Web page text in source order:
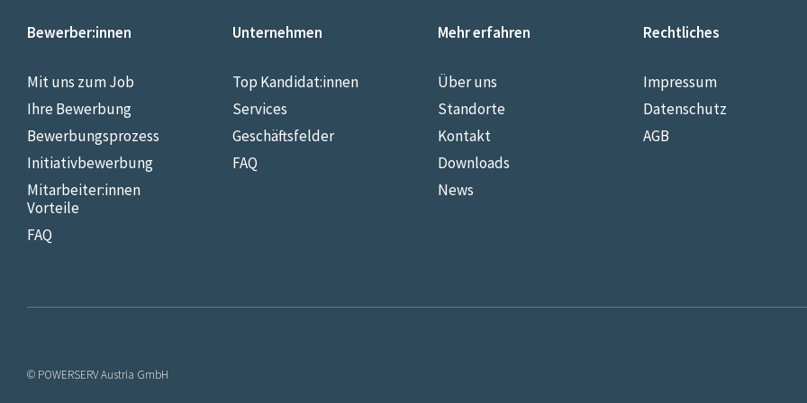
Bewerber:innen
Mit uns zum Job
Ihre Bewerbung
Bewerbungsprozess
Initiativbewerbung
Mitarbeiter:innen
Vorteile
FAQ
Unternehmen
Top Kandidat:innen
Services
Geschäftsfelder
FAQ
Mehr erfahren
Über uns
Standorte
Kontakt
Downloads
News
Rechtliches
Impressum
Datenschutz
AGB
© POWERSERV Austria GmbH